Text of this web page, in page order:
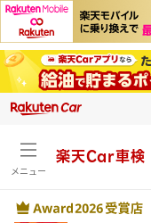
メニュー
楽天Car車検